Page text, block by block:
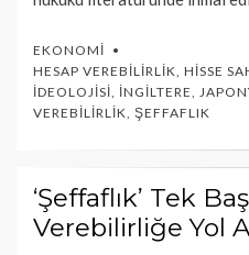
EKONOMI
HESAP VEREBILIRLIK, HISSE
İDEOLOJISI, İNGILTERE,
VEREBILIRLIK, ŞEFFAFLIK
‘Şeffaflık’ Tek
Verebilirliğe Yol